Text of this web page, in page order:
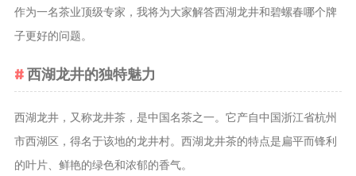
作为一名茶业顶级专家，我将为大家解答西湖龙井和碧螺春哪个牌
子更好的问题。
西湖龙井的独特魅力
西湖龙井，又称龙井茶，是中国名茶之一。它产自中国浙江省杭州
市西湖区，得名于该地的龙井村。西湖龙井茶的特点是扁平而锋利
的叶片、鲜艳的绿色和浓郁的香气。
茶叶生产和
制作
擂茶